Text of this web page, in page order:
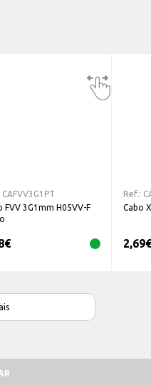
CAFVV3G1PT
FVV 3G1mm H05VV-F
€
Ref.:
Cabo
2,69€